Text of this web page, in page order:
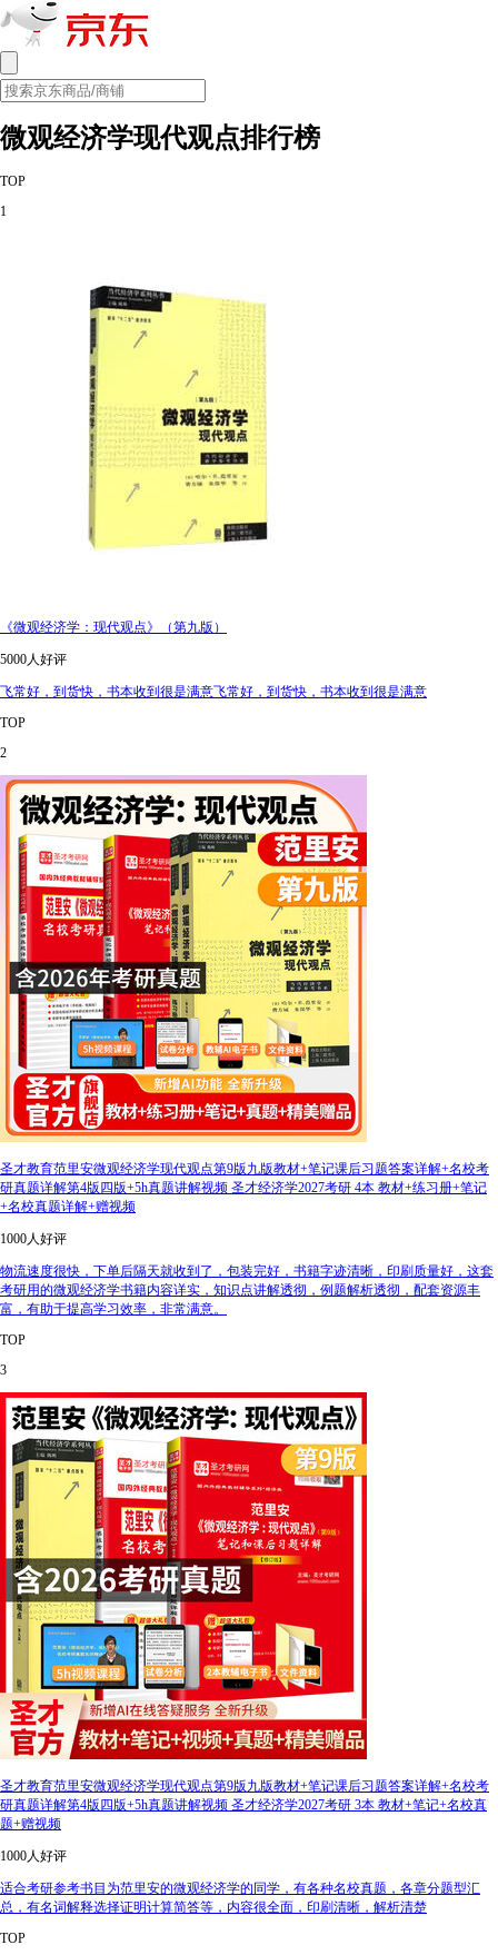
微观经济学现代观点排行榜
TOP
1
《微观经济学：现代观点》（第九版）
5000人好评
飞常好，到货快，书本收到很是满意飞常好，到货快，书本收到很是满意
TOP
2
圣才教育范里安微观经济学现代观点第9版九版教材+笔记课后习题答案详解+名校考
研真题详解第4版四版+5h真题讲解视频 圣才经济学2027考研 4本 教材+练习册+笔记
+名校真题详解+赠视频
1000人好评
物流速度很快，下单后隔天就收到了，包装完好，书籍字迹清晰，印刷质量好，这套
考研用的微观经济学书籍内容详实，知识点讲解透彻，例题解析透彻，配套资源丰
富，有助于提高学习效率，非常满意。
TOP
3
圣才教育范里安微观经济学现代观点第9版九版教材+笔记课后习题答案详解+名校考
研真题详解第4版四版+5h真题讲解视频 圣才经济学2027考研 3本 教材+笔记+名校真
题+赠视频
1000人好评
适合考研参考书目为范里安的微观经济学的同学，有各种名校真题，各章分题型汇
总，有名词解释选择证明计算简答等，内容很全面，印刷清晰，解析清楚
TOP